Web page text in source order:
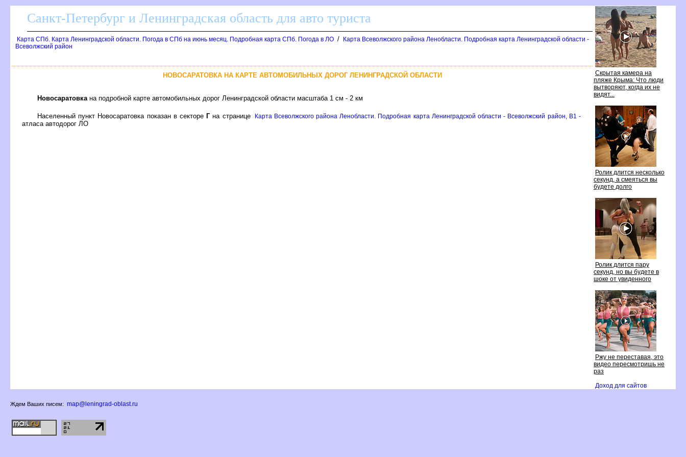
Скрытая камера на
пляже Крыма: Что люди
ытворяют, когда их не
идят...
Ролик длится несколько
секунд, а смеяться вы
удете долго
Ролик длится пару
секунд, но вы будете
шоке от увиденного
Ржу не переставая, это
идео пересмотришь не
раз
Доход для сайто
Санкт-Петербург и Ленинградская область для авто туриста
Карта СПб. Карта Ленинградской области. Погода в СПб на июнь месяц. Подробная карта СПб. Погода в ЛО /
Карта Всеволжского района Ленобласти. Подробная карта Ленинградской области -
севолжский район
НОВОСАРАТОВКА НА КАРТЕ АВТОМОБИЛЬНЫХ ДОРОГ ЛЕНИНГРАДСКОЙ ОБЛАСТИ
Новосаратовка на подробной карте автомобильных дорог Ленинградской области масштаба 1 см - 2 км
Населенный пункт Новосаратовка показан в сектореГна странице Карта Всеволжского района Ленобласти. Подробная карта Ленинградской области - Всеволжский район, B1 -
атласа автодорог ЛО
Ждем Ваших писем: map@leningrad-oblast.ru